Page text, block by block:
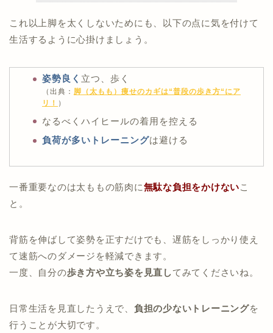
これ以上脚を太くしないためにも、以下の点に気を付けて
生活するように心掛けましょう。
姿勢良く 立つ、歩く
（出典： 脚（太もも）痩せのカギは“普段の歩き方“にア
リ！ ）
なるべくハイヒールの着用を控える
負荷が多いトレーニングは避ける
一番重要なのは太ももの筋肉に無駄な負担をかけないこ
と。
背筋を伸ばして姿勢を正すだけでも、遅筋をしっかり使え
て速筋へのダメージを軽減できます。
一度、自分の歩き方や立ち姿を見直してみてくださいね。
日常生活を見直したうえで、 負担の少ないトレーニングを
行うことが大切です。